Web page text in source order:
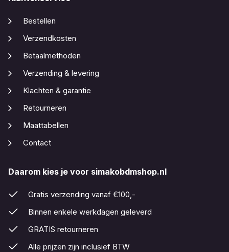
Bestellen
Verzendkosten
Betaalmethoden
Verzending & levering
Klachten & garantie
Retourneren
Maattabellen
Contact
Daarom kies je voor simakobdmshop.nl
Gratis verzending vanaf €100,-
Binnen enkele werkdagen geleverd
GRATIS retourneren
Alle prijzen zijn inclusief BTW